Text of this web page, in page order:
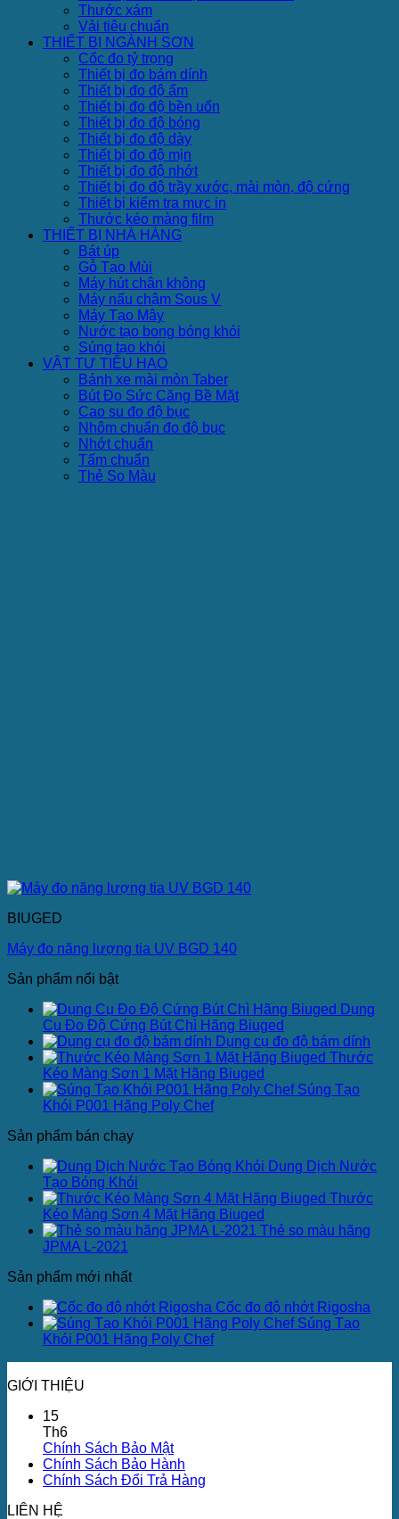
Thước xám
Vải tiêu chuẩn
THIẾT BỊ NGÀNH SƠN
Cốc đo tỷ trọng
Thiết bị đo bám dính
Thiết bị đo độ ẩm
Thiết bị đo độ bền uốn
Thiết bị đo độ bóng
Thiết bị đo độ dày
Thiết bị đo độ mịn
Thiết bị đo độ nhớt
Thiết bị đo độ trầy xước, mài mòn, độ cứng
Thiết bị kiểm tra mực in
Thước kéo màng film
THIẾT BỊ NHÀ HÀNG
Bát úp
Gỗ Tạo Mùi
Máy hút chân không
Máy nấu chậm Sous V
Máy Tạo Mây
Nước tạo bong bóng khói
Súng tạo khói
VẬT TƯ TIÊU HAO
Bánh xe mài mòn Taber
Bút Đo Sức Căng Bề Mặt
Cao su đo độ bục
Nhôm chuẩn đo độ bục
Nhớt chuẩn
Tấm chuẩn
Thẻ So Màu
BIUGED
Máy đo năng lượng tia UV BGD 140
Sản phẩm nổi bật
Dụng
Cụ Đo Độ Cứng Bút Chì Hãng Biuged
Dụng cụ đo độ bám dính
Thước
Kéo Màng Sơn 1 Mặt Hãng Biuged
Súng Tạo
Khói P001 Hãng Poly Chef
Sản phẩm bán chạy
Dung Dịch Nước
Tạo Bóng Khói
Thước
Kéo Màng Sơn 4 Mặt Hãng Biuged
Thẻ so màu hãng
JPMA L-2021
Sản phẩm mới nhất
Cốc đo độ nhớt Rigosha
Súng Tạo
Khói P001 Hãng Poly Chef
GIỚI THIỆU
15
Th6
Chính Sách Bảo Mật
Chính Sách Bảo Hành
Chính Sách Đổi Trả Hàng
LIÊN HỆ